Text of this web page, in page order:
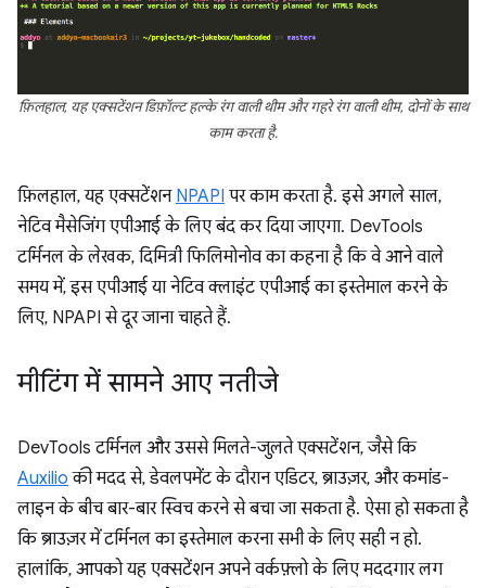
फ़िलहाल, यह एक्सटेंशन डिफ़ॉल्ट हल्के रंग वाली थीम और गहरे रंग वाली थीम, दोनों के साथ
काम करता है.
फ़िलहाल, यह एक्सटेंशन NPAPI पर काम करता है. इसे अगले साल,
नेटिव मैसेजिंग एपीआई के लिए बंद कर दिया जाएगा. DevTools
टर्मिनल के लेखक, दिमित्री फिलिमोनोव का कहना है कि वे आने वाले
समय में, इस एपीआई या नेटिव क्लाइंट एपीआई का इस्तेमाल करने के
लिए, NPAPI से दूर जाना चाहते हैं.
मीटिंग में सामने आए नतीजे
DevTools टर्मिनल और उससे मिलते-जुलते एक्सटेंशन, जैसे कि
Auxilio की मदद से, डेवलपमेंट के दौरान एडिटर, ब्राउज़र, और कमांड-
लाइन के बीच बार-बार स्विच करने से बचा जा सकता है. ऐसा हो सकता है
कि ब्राउज़र में टर्मिनल का इस्तेमाल करना सभी के लिए सही न हो.
हालांकि, आपको यह एक्सटेंशन अपने वर्कफ़्लो के लिए मददगार लग